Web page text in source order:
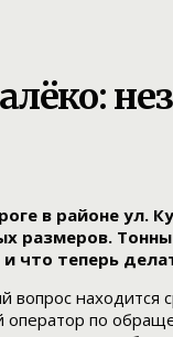
в районе ул.
размеров.
что теперь
вопрос
оператор по